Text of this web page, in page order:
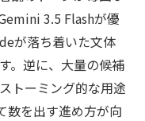
3.5 Flashが優
が落ち着いた文体
。逆に、大量の候補
トーミング的な用途
数を出す進め方が向